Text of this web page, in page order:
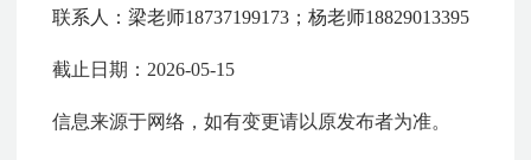
联系人：梁老师18737199173；杨老师18829013395
截止日期：2026-05-15
信息来源于网络，如有变更请以原发布者为准。